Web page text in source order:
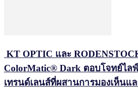
KT OPTIC และ
ColorMatic® Dark ตอบโจทย์ไล
เทรนด์เลนส์ที่ผสานการมองเห็น